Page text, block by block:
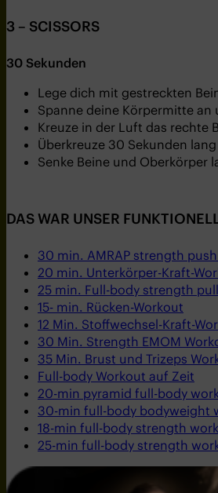
3 – SCISSORS
30 Sekunden
Lege dich mit gestreckten
Spanne deine Körpermitte
Kreuze in der Luft das rechte
Überkreuze 30 Sekunden
Senke Beine und Oberkörper
DAS WAR UNSER
30 min. AMRAP strength
20 min. Unterkörper-Kraft-
25 min. Full-body strength pull
15- min. Rücken-Workout
12 Min. Stoffwechsel-Kraft-
30 Min. Strength EMOM
35 Min. Brust und Trizeps
Full-body Workout auf Zeit
20-min pyramid full-body
30-min full-body bodyweight
18-min full-body strength
25-min full-body strength